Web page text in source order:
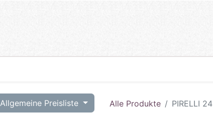
Allgemeine Preisliste Alle Produkte PIRELLI